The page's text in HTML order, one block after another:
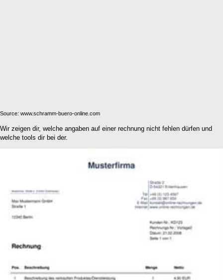
Source: www.schramm-buero-online.com
Wir zeigen dir, welche angaben auf einer rechnung nicht fehlen dürfen und
welche tools dir bei der.